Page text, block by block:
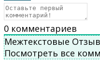
0 комментариев
Межтекстовые
Посмотреть все